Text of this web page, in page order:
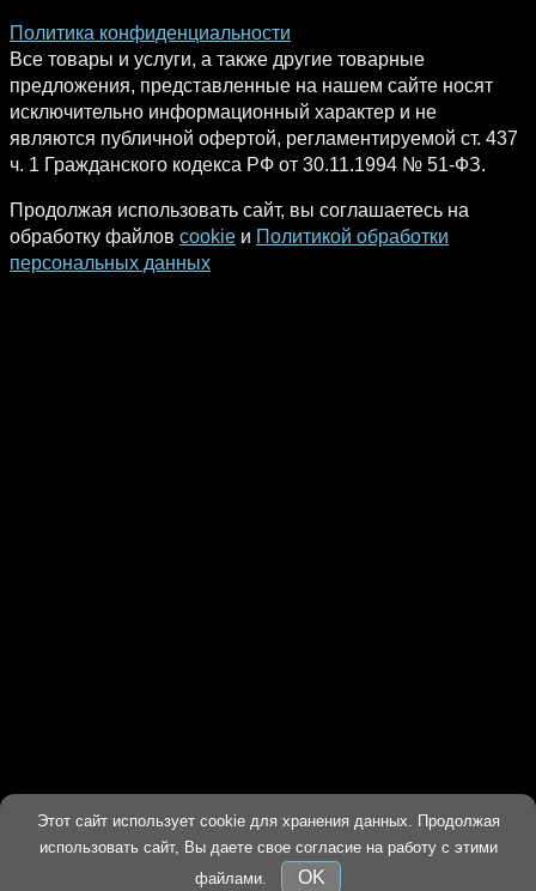
Политика конфиденциальности
Все товары и услуги, а также другие товарные
предложения, представленные на нашем сайте носят
исключительно информационный характер и не
являются публичной офертой, регламентируемой ст. 437
ч. 1 Гражданского кодекса РФ от 30.11.1994 № 51-ФЗ.
Продолжая использовать сайт, вы соглашаетесь на
обработку файлов cookie и Политикой обработки
персональных данных
ХОРОШО
Этот сайт использует cookie для хранения данных. Продолжая
использовать сайт, Вы даете свое согласие на работу с этими
файлами.
OK